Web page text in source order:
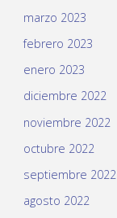
marzo 2023
febrero 2023
enero 2023
diciembre 2022
noviembre 2022
octubre 2022
septiembre 2022
agosto 2022